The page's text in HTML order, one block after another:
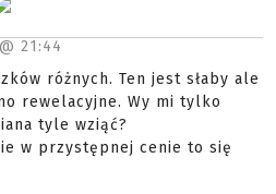
21:44
różnych. Ten jest słaby ale
rewelacyjne. Wy mi tylko
tyle wziąć?
w przystępnej cenie to się